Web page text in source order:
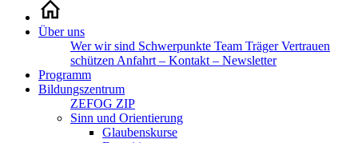
Über uns
Wer wir sind Schwerpunkte Team TrägerVertrauen
schützen Anfahrt – Kontakt – Newsletter
Programm
Bildungszentrum
ZEFOG ZIP
Sinn und Orientierung
Glaubenskurse